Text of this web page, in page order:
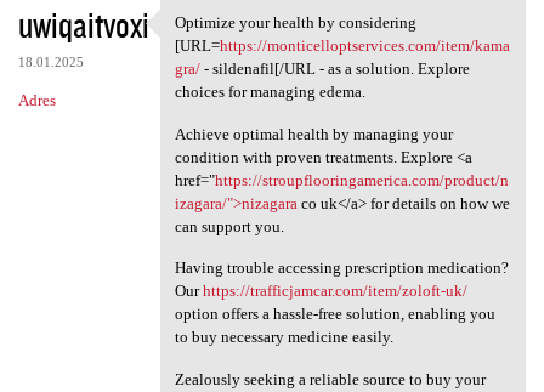
uwiqaitvoxi
18.01.2025
Adres
Optimize your health by
Optimize your health by considering
[URL=https://monticelloptservices.com/item/kama
gra/- sildenafil[/URL - as a solution. Explore
choices for managing edema.
Achieve optimal health by managing your
condition with proven treatments. Explore <a
href="https://stroupflooringamerica.com/product/n
izagara/">nizagara co uk</a> for details on how we
can support you.
Having trouble accessing prescription medication?
Ourhttps://trafficjamcar.com/item/zoloft-uk/
option offers a hassle-free solution, enabling you
to buy necessary medicine easily.
Zealously seeking a reliable source to buy your